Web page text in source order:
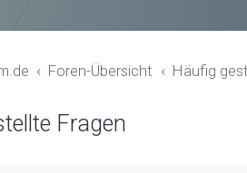
Foren-Übersicht Häufig
Fragen